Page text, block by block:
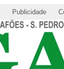
Publicidade